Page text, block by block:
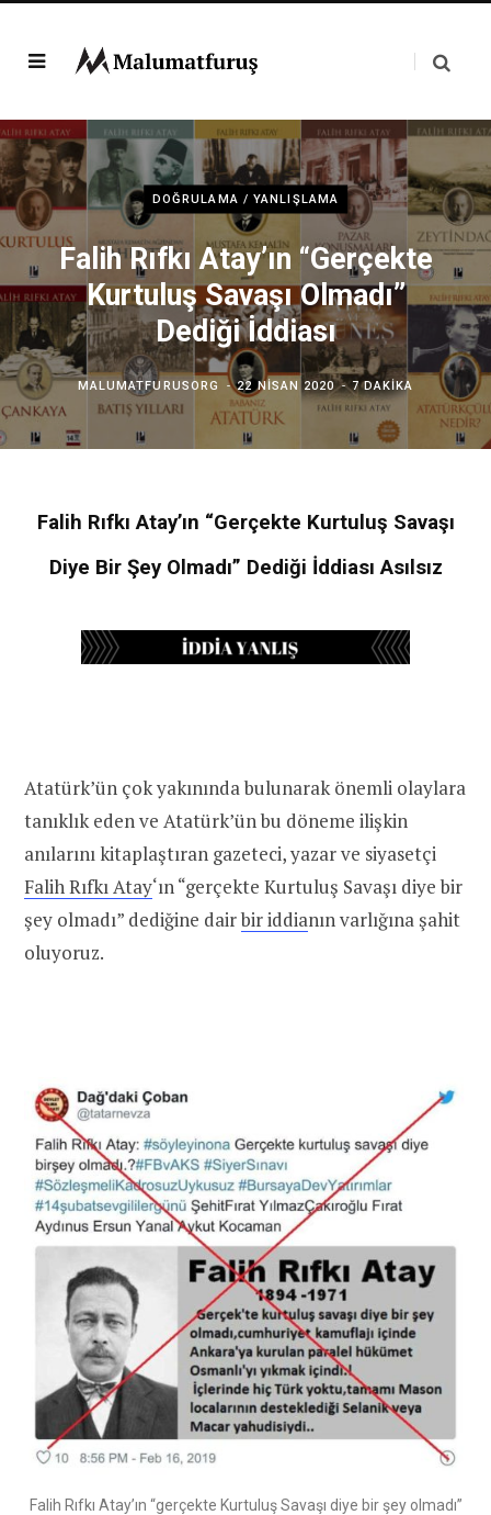
DOĞRULAMA / YANLIŞLAMA
Falih Rıfkı Atay’ın “Gerçekte
Kurtuluş Savaşı Olmadı”
Dediği İddiası
MALUMATFURUSORG 22 NISAN 2020 7 DAKIKA
Falih Rıfkı Atay’ın “Gerçekte Kurtuluş Savaşı
Diye Bir Şey Olmadı” Dediği İddiası Asılsız
Atatürk’ün çok yakınında bulunarak önemli olaylara
tanıklık eden ve Atatürk’ün bu döneme ilişkin
anılarını kitaplaştıran gazeteci, yazar ve siyasetçi
Falih Rıfkı Atay‘ın “gerçekte Kurtuluş Savaşı diye bir
şey olmadı” dediğine dairbir iddianın varlığına şahit
oluyoruz.
Falih Rıfkı Atay’ın “gerçekte Kurtuluş Savaşı diye bir şey olmadı”